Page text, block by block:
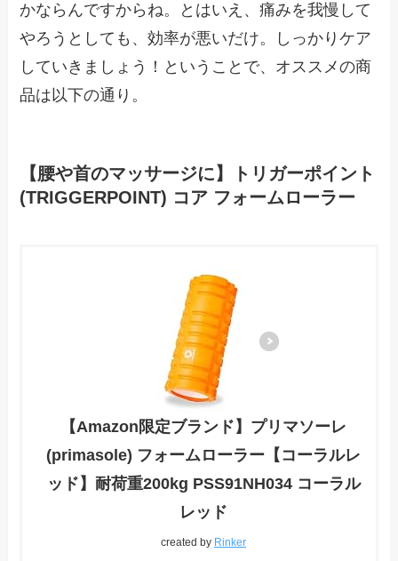
かならんですからね。とはいえ、痛みを我慢して
やろうとしても、効率が悪いだけ。しっかりケア
していきましょう！ということで、オススメの商
品は以下の通り。
【腰や首のマッサージに】トリガーポイント
(TRIGGERPOINT) コア フォームローラー
【Amazon限定ブランド】プリマソーレ
(primasole) フォームローラー【コーラルレ
ッド】耐荷重200kg PSS91NH034 コーラル
レッド
created by Rinker